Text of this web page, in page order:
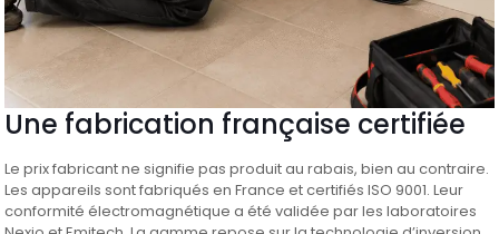
Une fabrication française certifiée
Le prix fabricant ne signifie pas produit au rabais, bien au contraire.
Les appareils sont fabriqués en France et certifiés ISO 9001. Leur
conformité électromagnétique a été validée par les laboratoires